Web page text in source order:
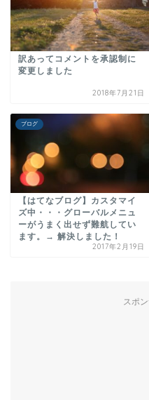
訳あってコメントを承認制に
変更しました
2018年7月21日
ブログ
【はてなブログ】カスタマイ
ズ中・・・グローバルメニュ
ーがうまく出せず難航してい
ます。→ 解決しました！
2017年2月19日
スポ